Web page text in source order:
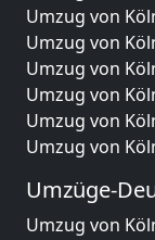
Umzug von
Umzug von
Umzug von
Umzug von
Umzug von
Umzug von
Umzüge-
Umzug von